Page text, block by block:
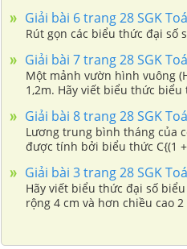
Giải bài 6 trang 28 SGK
Rút gọn các biểu thức đại số
Giải bài 7 trang 28 SGK
Một mảnh vườn hình vuông
1,2m. Hãy viết biểu thức
Giải bài 8 trang 28 SGK
Lương trung bình tháng của
được tính bởi biểu thức C{(1
Giải bài 3 trang 28 SGK
Hãy viết biểu thức đại số
rộng 4 cm và hơn chiều cao 2